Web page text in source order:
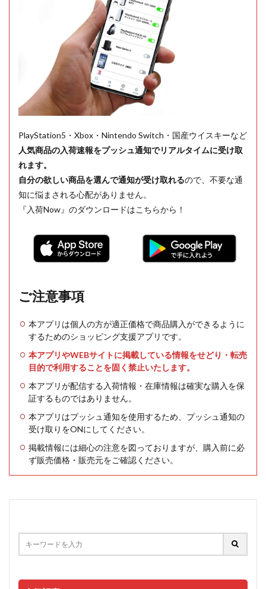
PlayStation5・Xbox・Nintendo Switch・国産ウイスキーなど
人気商品の入荷速報をプッシュ通知でリアルタイムに受け取
れます。
自分の欲しい商品を選んで通知が受け取れるので、不要な通
知に悩まされる心配がありません。
『入荷Now』のダウンロードはこちらから！
ご注意事項
本アプリは個人の方が適正価格で商品購入ができるように
するためのショッピング支援アプリです。
本アプリやWEBサイトに掲載している情報をせどり・転売
目的で利用することを固く禁止いたします。
本アプリが配信する入荷情報・在庫情報は確実な購入を保
証するものではありません。
本アプリはプッシュ通知を使用するため、プッシュ通知の
受け取りをONにしてください。
掲載情報には細心の注意を図っておりますが、購入前に必
ず販売価格・販売元をご確認ください。